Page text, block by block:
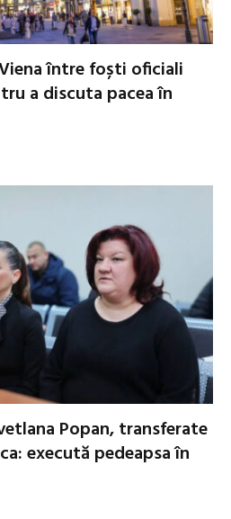
între foști oficiali
a discuta pacea în
Popan, transferate
execută pedeapsa în